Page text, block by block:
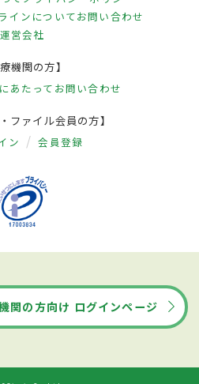
インについてお問い合わせ
運営会社
療機関の方】
あたって お問い合わせ
ファイル会員の方】
ン 会員登録
関の方向け ログインページ